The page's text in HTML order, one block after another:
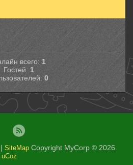
всего: 1
Гостей: 1
0
| SiteMap Copyright MyCorp © 2026
uCoz